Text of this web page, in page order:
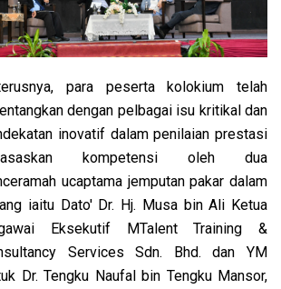
para peserta kolokium telah
dengan pelbagai isu kritikal dan
inovatif dalam penilaian prestasi
kompetensi oleh dua
ucaptama jemputan pakar dalam
iaitu Dato' Dr. Hj. Musa bin Ali Ketua
Eksekutif MTalent Training &
Services Sdn. Bhd. dan YM
Dr. Tengku Naufal bin Tengku Mansor,